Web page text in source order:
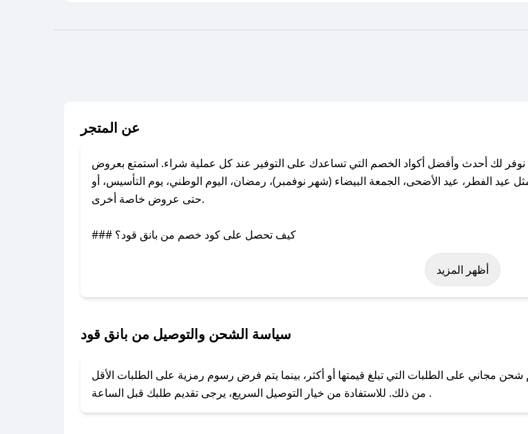
عن المتجر
لك أحدث وأفضل أكواد الخصم التي تساعدك على التوفير عند كل عملية شراء. استمتع بعروض
الفطر، عيد الأضحى، الجمعة البيضاء (شهر نوفمبر)، رمضان، اليوم الوطني، يوم التأسيس، أو
حتى عروض خاصة أخرى.
### كيف تحصل على كود خصم من بانق قود؟
قود. وفي حال عدم توفر الكوبون، تواصل معنا عبر تويتر أو البريد الإلكتروني لإضافته بسرعة.
الرسائل الخاصة على تويتر أو البريد الإلكتروني، وسنقوم بحل المشكلة في أسرع وقت ممكن.
### ماذا أفعل إذا لم أجد كود خصم لمتجري المفضل؟
أظهر المزيد
سياسة الشحن والتوصيل من بانق قود
مجاني على الطلبات التي تبلغ قيمتها أو أكثر، بينما يتم فرض رسوم رمزية على الطلبات الأقل
من ذلك. للاستفادة من خيار التوصيل السريع، يرجى تقديم طلبك قبل الساعة .